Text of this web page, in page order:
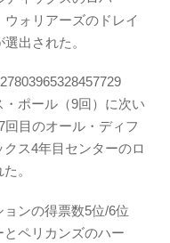
ウォリアーズのドレイ
出された。
ポール（9回）に次い
目のオール・ディフ
ス4年目センターのロ
。
ンの得票数5位/6位
ペリカンズのハー